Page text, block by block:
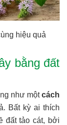
hiệu quả
bằng đất
như mộtcách
Bất kỳ ai thích
đất tảo cát, bởi